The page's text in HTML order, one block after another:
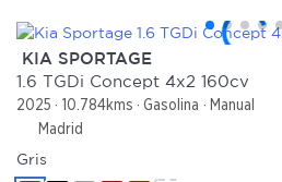
KIA SPORTAGE
1.6 TGDi Concept 4x2 160cv
2025 10.784kms Gasolina
Manual
Madrid
Gris